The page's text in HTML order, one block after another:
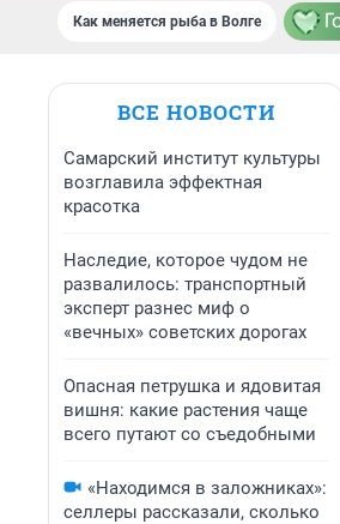
Как меняется рыба в Волге
ВСЕ НОВОСТИ
Самарский институт культуры
возглавила эффектная
красотка
Наследие, которое чудом не
развалилось: транспортный
эксперт разнес миф о
«вечных» советских дорогах
Опасная петрушка и ядовитая
вишня: какие растения чаще
всего путают со съедобными
«Находимся в заложниках»:
селлеры рассказали, сколько